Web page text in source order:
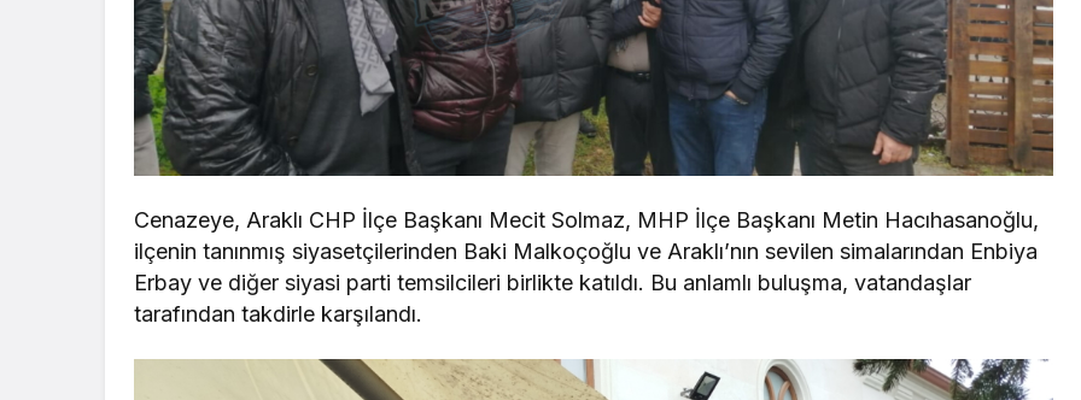
Cenazeye, Araklı CHP İlçe Başkanı Mecit Solmaz, MHP İlçe Başkanı Metin Hacıhasanoğlu,
ilçenin tanınmış siyasetçilerinden Baki Malkoçoğlu ve Araklı’nın sevilen simalarından Enbiya
Erbay ve diğer siyasi parti temsilcileri birlikte katıldı. Bu anlamlı buluşma, vatandaşlar
tarafından takdirle karşılandı.